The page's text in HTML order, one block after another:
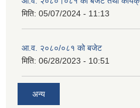
मिति: 05/07/2024 - 11:13
आ.व. २०८०/०८१ को बजेट
मिति: 06/28/2023 - 10:51
अन्य